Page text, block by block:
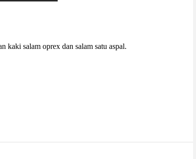
kaki salam oprex dan salam satu aspal.